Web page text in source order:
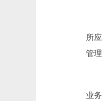
2.
所
管
3.
业